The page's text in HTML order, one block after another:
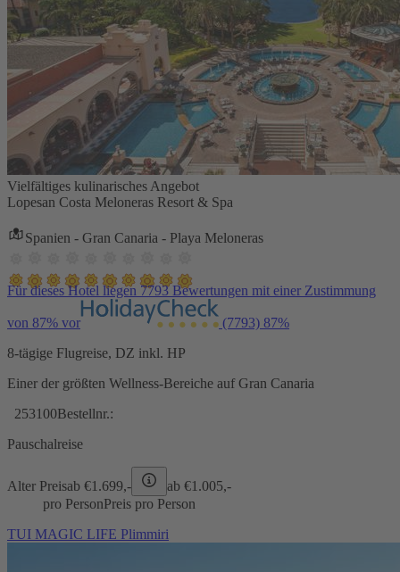
Vielfältiges kulinarisches Angebot
Lopesan Costa Meloneras Resort & Spa
Spanien - Gran Canaria - Playa Meloneras
Für dieses Hotel liegen 7793 Bewertungen mit einer Zustimmung
von 87% vor (7793) 87%
8-tägige Flugreise, DZ inkl. HP
Einer der größten Wellness-Bereiche auf Gran Canaria
253100Bestellnr.:
Pauschalreise
Alter Preisab €1.699,- ab €1.005,-
pro PersonPreis pro Person
TUI MAGIC LIFE Plimmiri